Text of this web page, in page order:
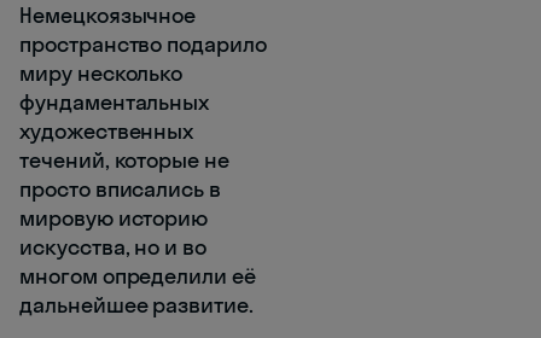
Немецкоязычное
пространство подарило
миру несколько
фундаментальных
художественных
течений, которые не
просто вписались в
мировую историю
искусства, но и во
многом определили её
дальнейшее развитие.